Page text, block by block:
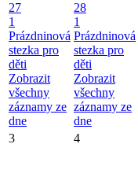
27
1
Prázdninová
stezka pro
děti
Zobrazit
všechny
záznamy ze
dne
28
1
Prázdninová
stezka pro
děti
Zobrazit
všechny
záznamy ze
dne
3 4